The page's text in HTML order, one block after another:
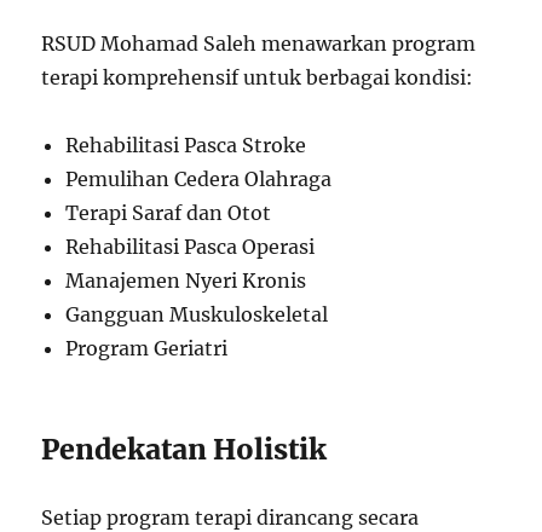
RSUD Mohamad Saleh menawarkan program
terapi komprehensif untuk berbagai kondisi:
Rehabilitasi Pasca Stroke
Pemulihan Cedera Olahraga
Terapi Saraf dan Otot
Rehabilitasi Pasca Operasi
Manajemen Nyeri Kronis
Gangguan Muskuloskeletal
Program Geriatri
Pendekatan Holistik
Setiap program terapi dirancang secara